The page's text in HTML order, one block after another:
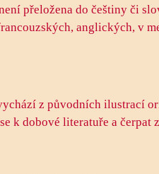
přeložena do češtiny či
anglických, v
z původních ilustrací
k dobové literatuře a čerpat